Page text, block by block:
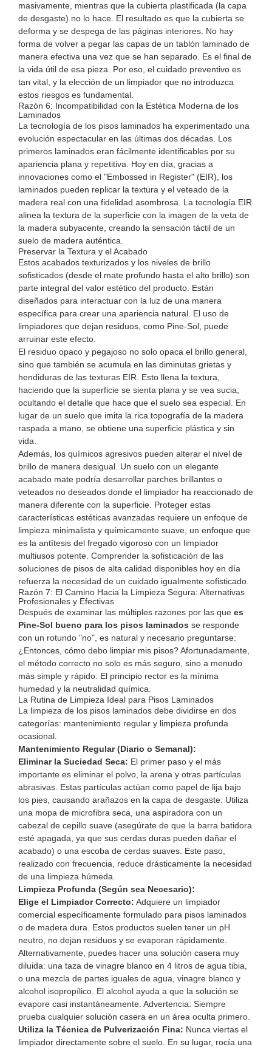
masivamente, mientras que la cubierta plastificada (la capa
de desgaste) no lo hace. El resultado es que la cubierta se
deforma y se despega de las páginas interiores. No hay
forma de volver a pegar las capas de un tablón laminado de
manera efectiva una vez que se han separado. Es el final de
la vida útil de esa pieza. Por eso, el cuidado preventivo es
tan vital, y la elección de un limpiador que no introduzca
estos riesgos es fundamental.
Razón 6: Incompatibilidad con la Estética Moderna de los
Laminados
La tecnología de los pisos laminados ha experimentado una
evolución espectacular en las últimas dos décadas. Los
primeros laminados eran fácilmente identificables por su
apariencia plana y repetitiva. Hoy en día, gracias a
innovaciones como el "Embossed in Register" (EIR), los
laminados pueden replicar la textura y el veteado de la
madera real con una fidelidad asombrosa. La tecnología EIR
alinea la textura de la superficie con la imagen de la veta de
la madera subyacente, creando la sensación táctil de un
suelo de madera auténtica.
Preservar la Textura y el Acabado
Estos acabados texturizados y los niveles de brillo
sofisticados (desde el mate profundo hasta el alto brillo) son
parte integral del valor estético del producto. Están
diseñados para interactuar con la luz de una manera
específica para crear una apariencia natural. El uso de
limpiadores que dejan residuos, como Pine-Sol, puede
arruinar este efecto.
El residuo opaco y pegajoso no solo opaca el brillo general,
sino que también se acumula en las diminutas grietas y
hendiduras de las texturas EIR. Esto llena la textura,
haciendo que la superficie se sienta plana y se vea sucia,
ocultando el detalle que hace que el suelo sea especial. En
lugar de un suelo que imita la rica topografía de la madera
raspada a mano, se obtiene una superficie plástica y sin
vida.
Además, los químicos agresivos pueden alterar el nivel de
brillo de manera desigual. Un suelo con un elegante
acabado mate podría desarrollar parches brillantes o
veteados no deseados donde el limpiador ha reaccionado de
manera diferente con la superficie. Proteger estas
características estéticas avanzadas requiere un enfoque de
limpieza minimalista y químicamente suave, un enfoque que
es la antítesis del fregado vigoroso con un limpiador
multiusos potente. Comprender la sofisticación de las
soluciones de pisos de alta calidad disponibles hoy en día
refuerza la necesidad de un cuidado igualmente sofisticado.
Razón 7: El Camino Hacia la Limpieza Segura: Alternativas
Profesionales y Efectivas
Después de examinar las múltiples razones por las quees
Pine-Sol bueno para los pisos laminados se responde
con un rotundo "no", es natural y necesario preguntarse:
¿Entonces, cómo debo limpiar mis pisos? Afortunadamente,
el método correcto no solo es más seguro, sino a menudo
más simple y rápido. El principio rector es la mínima
humedad y la neutralidad química.
La Rutina de Limpieza Ideal para Pisos Laminados
La limpieza de los pisos laminados debe dividirse en dos
categorías: mantenimiento regular y limpieza profunda
ocasional.
Mantenimiento Regular (Diario o Semanal):
Eliminar la Suciedad Seca: El primer paso y el más
importante es eliminar el polvo, la arena y otras partículas
abrasivas. Estas partículas actúan como papel de lija bajo
los pies, causando arañazos en la capa de desgaste. Utiliza
una mopa de microfibra seca, una aspiradora con un
cabezal de cepillo suave (asegúrate de que la barra batidora
esté apagada, ya que sus cerdas duras pueden dañar el
acabado) o una escoba de cerdas suaves. Este paso,
realizado con frecuencia, reduce drásticamente la necesidad
de una limpieza húmeda.
Limpieza Profunda (Según sea Necesario):
Elige el Limpiador Correcto: Adquiere un limpiador
comercial específicamente formulado para pisos laminados
o de madera dura. Estos productos suelen tener un pH
neutro, no dejan residuos y se evaporan rápidamente.
Alternativamente, puedes hacer una solución casera muy
diluida: una taza de vinagre blanco en 4 litros de agua tibia,
o una mezcla de partes iguales de agua, vinagre blanco y
alcohol isopropílico. El alcohol ayuda a que la solución se
evapore casi instantáneamente.Advertencia: Siempre
prueba cualquier solución casera en un área oculta primero.
Utiliza la Técnica de Pulverización Fina: Nunca viertas el
limpiador directamente sobre el suelo. En su lugar, rocía una